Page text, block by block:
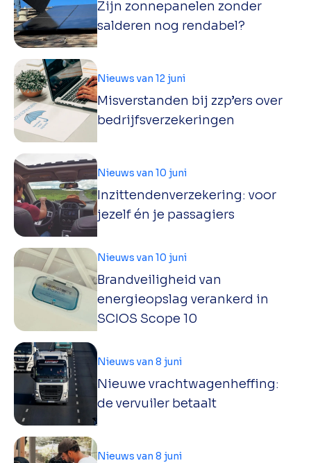
Zijn zonnepanelen zonder
salderen nog rendabel?
Misverstanden bij zzp’ers over
bedrijfsverzekeringen
Nieuws van 12 juni
Inzittendenverzekering: voor
jezelf én je passagiers
Nieuws van 10 juni
Brandveiligheid van
energieopslag verankerd in
SCIOS Scope 10
Nieuws van 10 juni
Nieuwe vrachtwagenheffing:
de vervuiler betaalt
Nieuws van 8 juni
Nieuws van 8 juni